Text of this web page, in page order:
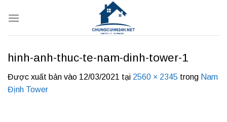
qua
hinh-anh-thuc-te-nam-dinh-tower-1
Được xuất bản vào 12/03/2021 tại 2560 × 2345 trong Nam
Định Tower